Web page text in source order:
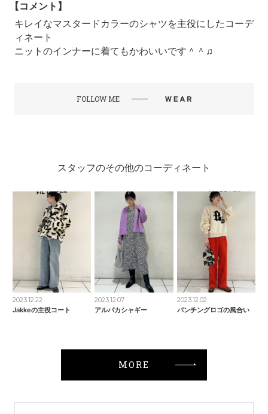
【コメント】
キレイなマスタードカラーのシャツを主役にしたコーデ
ィネート
ニットのインナーに着てもかわいいです＾＾♫
FOLLOW ME
スタッフのその他のコーディネート
2023.12.22
Jakkeの主役コート
2023.12.07
アルパカシャギー
2023.12.02
パンチングロゴの風合い
MORE